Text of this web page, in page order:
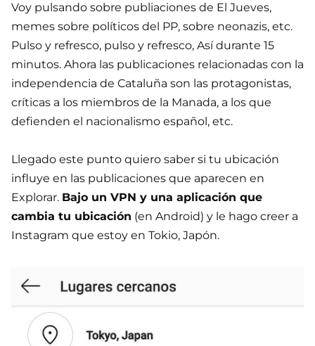
Voy pulsando sobre publiaciones de El Jueves,
memes sobre políticos del PP, sobre neonazis, etc.
Pulso y refresco, pulso y refresco, Así durante 15
minutos. Ahora las publicaciones relacionadas con la
independencia de Cataluña son las protagonistas,
críticas a los miembros de la Manada, a los que
defienden el nacionalismo español, etc.
Llegado este punto quiero saber si tu ubicación
influye en las publicaciones que aparecen en
Explorar. Bajo un VPN y una aplicación que
cambia tu ubicación (en Android) y le hago creer a
Instagram que estoy en Tokio, Japón.